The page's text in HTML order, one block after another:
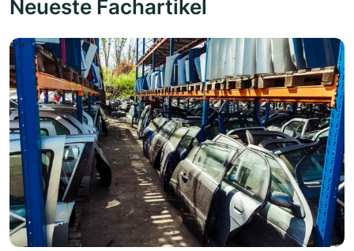
Neueste Fachartikel